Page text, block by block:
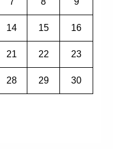
14 15 16
21 22 23
28 29 30